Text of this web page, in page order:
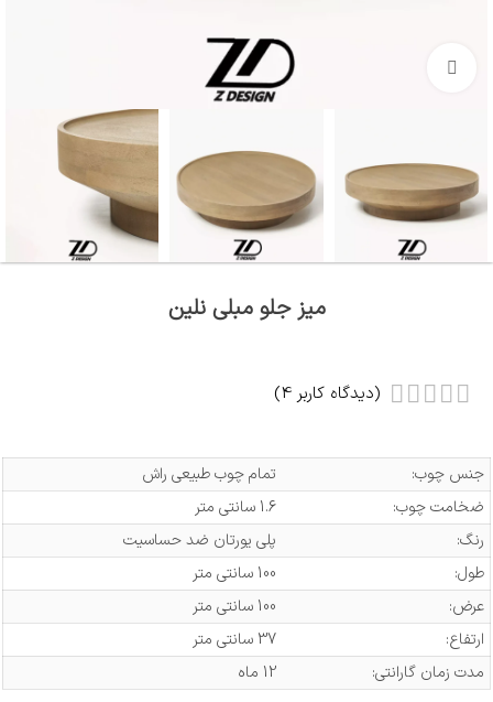
میز جلو مبلی نلین
(دیدگاه کاربر 4
)
جنس چوب:
تمام چوب طبیعی راش
ضخامت چوب:
1.6 سانتی متر
رنگ:
پلی یورتان ضد حساسیت
طول:
100 سانتی متر
عرض:
100 سانتی متر
ارتفاع:
37 سانتی متر
مدت زمان گارانتی:
12 ماه